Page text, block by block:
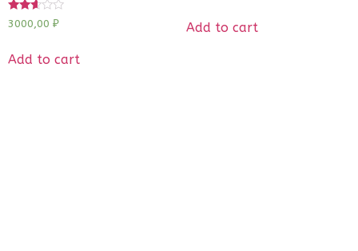
Rated
2.48
3000,00 ₽
Add to cart
Add to cart